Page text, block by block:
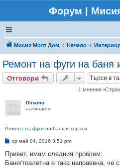
Форум |
Мисия Моят Дом Начало
Ремонт на фуги на баня
Отговори
1 мнение
Dinamo
начинаещ
Ремонт на фуги на баня и тераси
М
е
н
и
ср май 04, 2016 3:51 pm
Привет, имам следния проблем:
Баня/тоалетна е така направена, че